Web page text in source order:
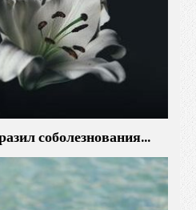
соболезнования…